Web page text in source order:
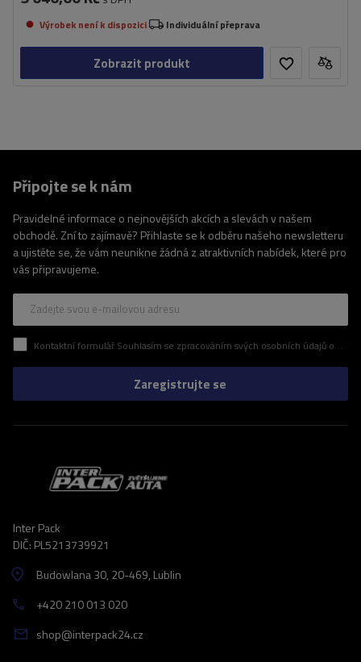
Výrobek není k dispozici Individuální přeprava
Zobrazit produkt
Připojte se k nám
Pravidelné informace o nejnovějších akcích a slevách v našem
obchodě. Zní to zajímavě? Přihlaste se k odběru našeho newsletteru
a ujistěte se, že vám neunikne žádná z atraktivních nabídek, které pro
vás připravujeme.
Zadejte svou e-mailovou adresu
Kontaktní formulář Souhlasím se zpracováním svých osobních údajů obsažených v kontaktním formuláři v souladu s nařízením Evropského parlamentu a Rady (EU)
Zaregistrujte se
Inter Pack
DIČ: PL5213739921
Budowlana 30, 20-469, Lublin
+420 210 013 020
shop@interpack24.cz